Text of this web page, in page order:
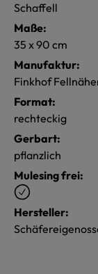
Schaffell
Maße:
35 x 90 cm
Manufaktur:
Finkhof
Format:
rechteckig
Gerbart:
pflanzlich
Mulesing frei:
Hersteller: